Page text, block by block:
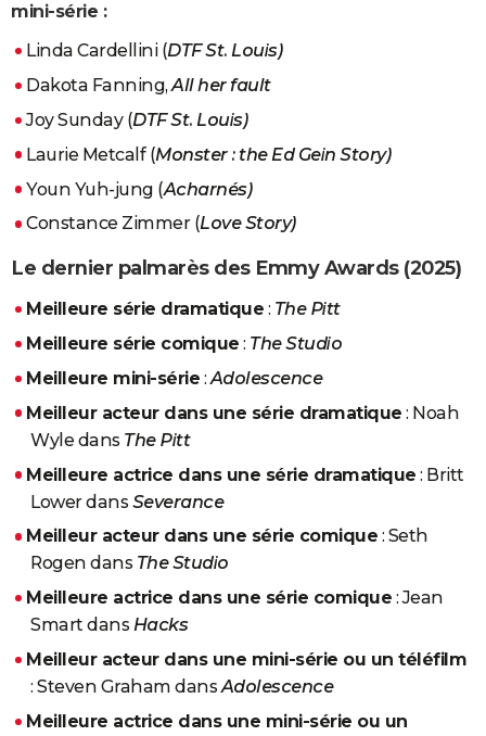
mini-série :
Linda Cardellini (DTF St. Louis)
Dakota Fanning,All her fault
Joy Sunday (DTF St. Louis)
Laurie Metcalf (Monster : the Ed Gein Story)
Youn Yuh-jung (Acharnés)
Constance Zimmer (Love Story)
Le dernier palmarès des Emmy Awards (2025)
Meilleure série dramatique : The Pitt
Meilleure série comique : The Studio
Meilleure mini-série :Adolescence
Meilleur acteur dans une série dramatique : Noah
Wyle dans The Pitt
Meilleure actrice dans une série dramatique : Britt
Lower dansSeverance
Meilleur acteur dans une série comique : Seth
Rogen dans The Studio
Meilleure actrice dans une série comique : Jean
Smart dansHacks
Meilleur acteur dans une mini-série ou un téléfilm
: Steven Graham dansAdolescence
Meilleure actrice dans une mini-série ou un